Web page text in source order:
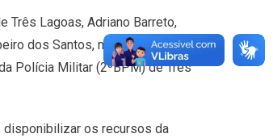
Três Lagoas, Adriano Barreto,
dos Santos, na oportunidade
Polícia Militar (2ºBPM) de Três
disponibilizar os recursos da